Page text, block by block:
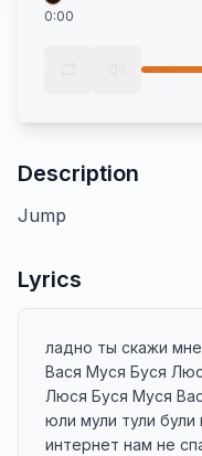
0:00
Description
Jump
Lyrics
ладно ты скажи
Вася Муся Буся
Люся Буся Муся
юли мули тули були
интернет нам не